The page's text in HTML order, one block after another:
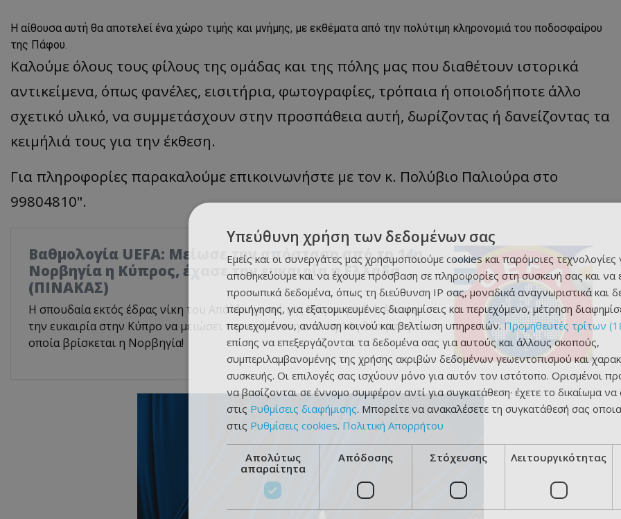
Η αίθουσα αυτή θα αποτελεί ένα χώρο τιμής και μνήμης, με εκθέματα από την πολύτιμη κληρονομιά του ποδοσφαίρου
της Πάφου.
Καλούμε όλους τους φίλους της ομάδας και της πόλης μας που διαθέτουν ιστορικά
αντικείμενα, όπως φανέλες, εισιτήρια, φωτογραφίες, τρόπαια ή οποιοδήποτε άλλο
σχετικό υλικό, να συμμετάσχουν στην προσπάθεια αυτή, δωρίζοντας ή δανείζοντας τα
κειμήλιά τους για την έκθεση.
Για πληροφορίες παρακαλούμε επικοινωνήστε με τον κ. Πολύβιο Παλιούρα στο
99804810".
Βαθμολογία UEFA: Μείωσε την απόσταση από τη 14η
Νορβηγία η Κύπρος, έχασε την ευκαιρία η Ελλάδα
(ΠΙΝΑΚΑΣ)
Η σπουδαία εκτός έδρας νίκη του Απόλλωνα επί της Μπραν με 0-1, έδωσε
την ευκαιρία στην Κύπρο να μειώσει την απόσταση από τη 14η θέση στην
οποία βρίσκεται η Νορβηγία!
Υπεύθυνη χρήση των δεδομένων σας
Εμείς και οι συνεργάτες μας χρησιμοποιούμε cookies και παρόμοιες τεχνολογίες
αποθηκεύουμε και να έχουμε πρόσβαση σε πληροφορίες στη συσκευή σας και να
προσωπικά δεδομένα, όπως τη διεύθυνση IP σας, μοναδικά αναγνωριστικά και
περιήγησης, για εξατομικευμένες διαφημίσεις και περιεχόμενο, μέτρηση
περιεχομένου, ανάλυση κοινού και βελτίωση υπηρεσιών.Προμηθευτές τρίτων
επίσης να επεξεργάζονται τα δεδομένα σας για αυτούς και άλλους σκοπούς,
συμπεριλαμβανομένης της χρήσης ακριβών δεδομένων γεωεντοπισμού και
συσκευής. Οι επιλογές σας ισχύουν μόνο για αυτόν τον ιστότοπο. Ορισμένοι
να βασίζονται σε έννομο συμφέρον αντί για συγκατάθεση· έχετε το δικαίωμα να
στις Ρυθμίσεις διαφήμισης. Μπορείτε να ανακαλέσετε τη συγκατάθεσή σας
στις Ρυθμίσεις cookies. Πολιτική Απορρήτου
Απολύτως
απαραίτητα
Απόδοσης Στόχευσης Λειτουργικότητας